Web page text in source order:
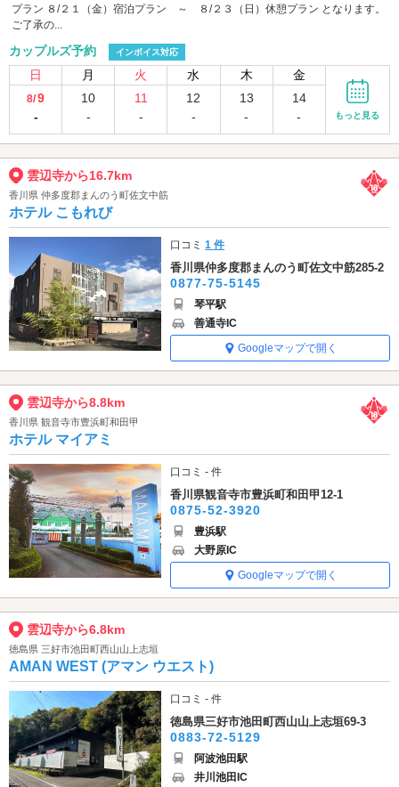
プラン ８/２１（金）宿泊プラン ～ ８/２３（日）休憩プラン となります。
ご了承の...
カップルズ予約 インボイス対応
日 月 火 水 木 金
8/9
-
10
-
11
-
12
-
13
-
14
-
もっと見る
雲辺寺から16.7km
香川県 仲多度郡まんのう町佐文中筋
ホテル こもれび
口コミ1 件
香川県仲多度郡まんのう町佐文中筋285-2
0877-75-5145
琴平駅
善通寺IC
Googleマップで開く
雲辺寺から8.8km
香川県 観音寺市豊浜町和田甲
ホテル マイアミ
口コミ - 件
香川県観音寺市豊浜町和田甲12-1
0875-52-3920
豊浜駅
大野原IC
Googleマップで開く
雲辺寺から6.8km
徳島県 三好市池田町西山山上志垣
AMAN WEST (アマン ウエスト)
口コミ - 件
徳島県三好市池田町西山山上志垣69-3
0883-72-5129
阿波池田駅
井川池田IC